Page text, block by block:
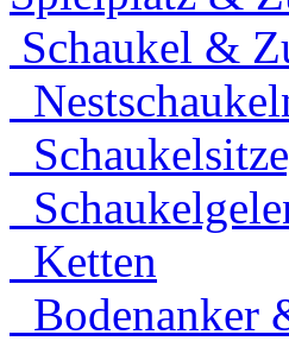
Schaukel &
Ketten
Bodenanker